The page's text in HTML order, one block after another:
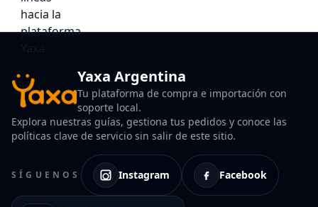
Yaxa Argentina
Tu plataforma de compra e importación con
soporte local.
Explora nuestras guías, gestiona tus pedidos y conoce las
políticas clave de servicio sin salir de este sitio.
SÍGUENOS Instagram Facebook